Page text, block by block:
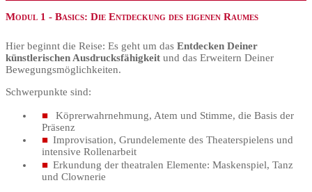
Modul 1 - Basics: Die Entdeckung des eigenen Raumes
Hier beginnt die Reise: Es geht um das Entdecken Deiner
künstlerischen Ausdrucksfähigkeit und das Erweitern Deiner
Bewegungsmöglichkeiten.
Schwerpunkte sind:
Köprerwahrnehmung, Atem und Stimme, die Basis der
Präsenz
Improvisation, Grundelemente des Theaterspielens und
intensive Rollenarbeit
Erkundung der theatralen Elemente: Maskenspiel, Tanz
und Clownerie